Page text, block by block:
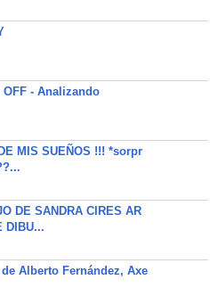
OFF - Analizando
MIS SUEÑOS !!! *sorpr
DE SANDRA CIRES AR
DIBU...
Alberto Fernández, Axe